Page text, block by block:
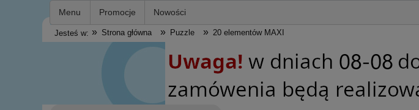
Menu Promocje Nowości
Jesteś w: » Strona główna » Puzzle » 20 elementów MAXI